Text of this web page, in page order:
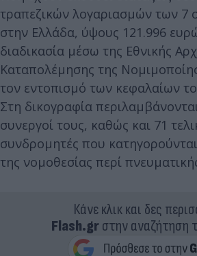
τραπεζικών λογαριασμών των 7
στην Ελλάδα, ύψους 121.996
διαδικασία μέσω της Εθνικής
Καταπολέμησης της
τον εντοπισμό των κεφαλαίων
Στη δικογραφία
συνεργοί τους, καθώς και 71
συνδρομητές που
της νομοθεσίας περί
Κάνε κλικ και δες
Flash.grστην αναζήτηση